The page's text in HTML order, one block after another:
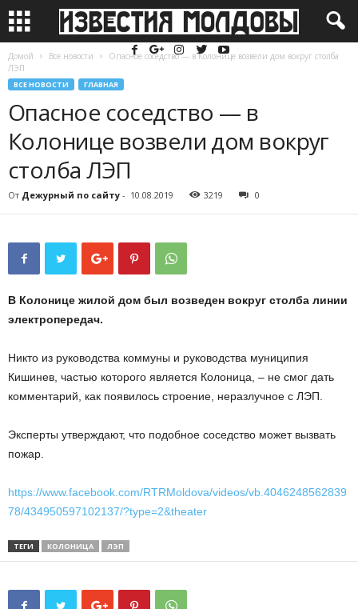
Домой Все новости
Опасное соседство — в Колонице возвели дом вокруг столба
ЛЭП
ВСЕ НОВОСТИ ГЛАВНАЯ
Опасное соседство — в
Колонице возвели дом вокруг
столба ЛЭП
От Дежурный по сайту - 10.08.2019 3219 0
В Колонице жилой дом был возведен вокруг столба линии
электропередач.
Никто из руководства коммуны и руководства муниципия
Кишинев, частью которого является Колоница, – не смог дать
комментарий, как появилось строение, неразлучное с ЛЭП.
Эксперты утверждают, что подобное соседство может вызвать
пожар.
https://www.facebook.com/RTRMoldova/videos/vb.4046248562839
78/434950597102137/?type=2&theater
ТЕГИ КОЛОНИЦА ЛЭП